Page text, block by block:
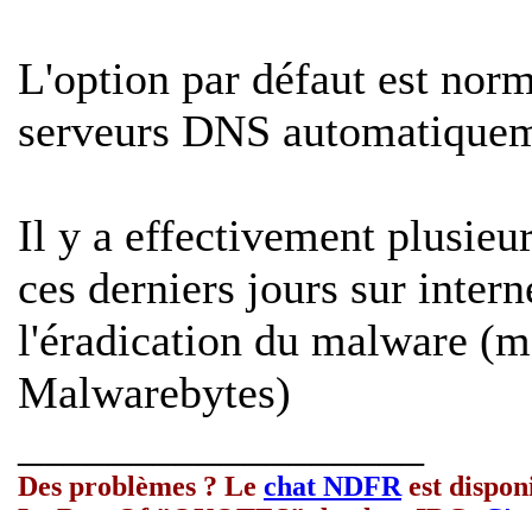
L'option par défaut est
serveurs DNS
Il y a effectivement
ces derniers jours sur
l'éradication du malware
Malwarebytes)
Des problèmes ? Le chat NDFR est